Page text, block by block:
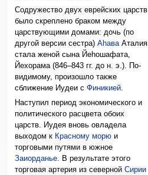
Содружество двух еврейских царств
было скреплено браком между
царствующими домами: дочь (по
другой версии сестра)Аhава Аталия
стала женой сына Йеhошафата,
Йехорама (846–843 гг. до н. э.). По-
видимому, произошло также
сближение Иудеи сФиникией
Наступил период экономического и
политического расцвета обоих
царств. Иудея вновь овладела
выходом к Красному морю и
торговыми путями в южное
Заиорданье. В результате этого
торговая артерия из севернойСирии